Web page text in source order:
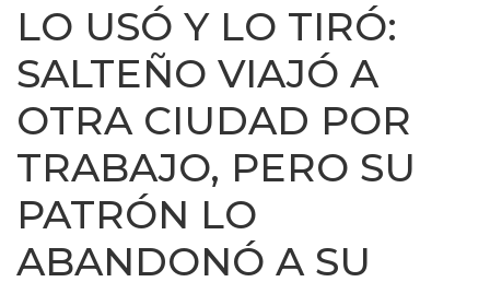
LO USÓ Y LO TIRÓ:
SALTEÑO VIAJÓ A
OTRA CIUDAD POR
TRABAJO, PERO SU
PATRÓN LO
ABANDONÓ A SU